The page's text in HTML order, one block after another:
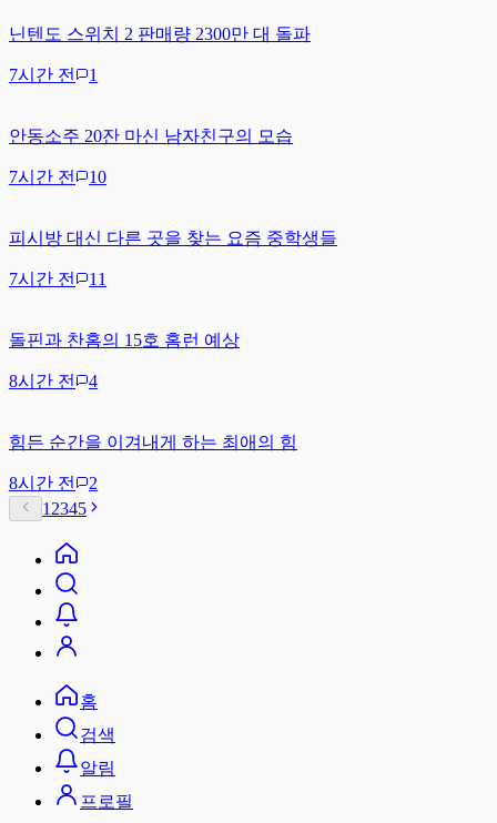
닌텐도 스위치 2 판매량 2300만 대 돌파
7시간 전 1
안동소주 20잔 마신 남자친구의 모습
7시간 전 10
피시방 대신 다른 곳을 찾는 요즘 중학생들
7시간 전 11
돌핀과 찬홈의 15호 홈런 예상
8시간 전 4
힘든 순간을 이겨내게 하는 최애의 힘
8시간 전
2
1 2345
홈
검색
알림
프로필